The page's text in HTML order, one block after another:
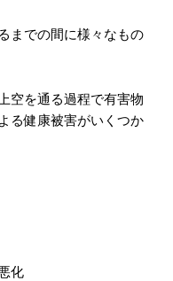
までの間に様々なもの
空を通る過程で有害物
る健康被害がいくつか
化